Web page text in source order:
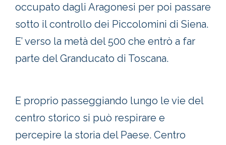
occupato dagli Aragonesi per poi passare
sotto il controllo dei Piccolomini di Siena.
E’ verso la metà del 500 che entrò a far
parte del Granducato di Toscana.
E proprio passeggiando lungo le vie del
centro storico si può respirare e
percepire la storia del Paese. Centro